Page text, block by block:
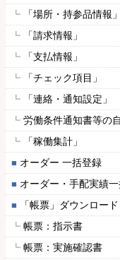
「場所・持参品情報」
「請求情報」
「支払情報」
「チェック項目」
「連絡・通知設定」
労働条件通知書等の
「稼働集計」
オーダー 一括登録
オーダー・手配実績
「帳票」ダウンロード
帳票：指示書
帳票：実施確認書